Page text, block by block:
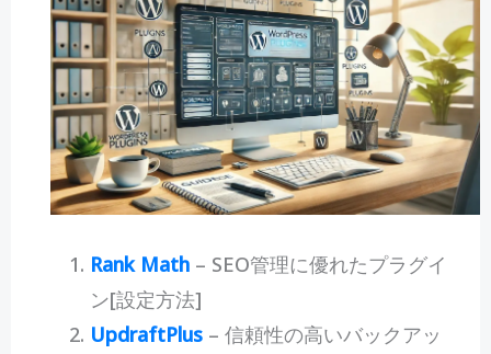
Rank Math– SEO管理に優れたプラグイ
ン[設定方法]
UpdraftPlus– 信頼性の高いバックアッ